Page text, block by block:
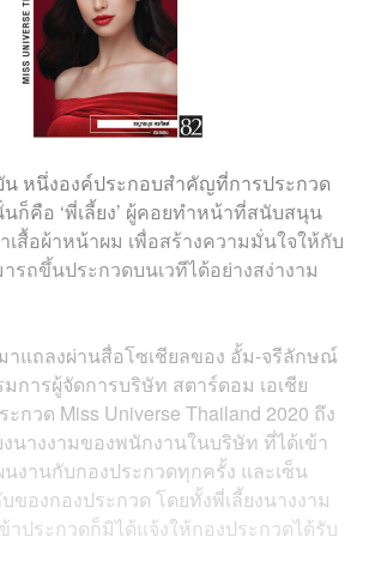
น หนึ่งองค์ประกอบสำคัญที่การประกวด
ก็คือ ‘พี่เลี้ยง’ ผู้คอยทำหน้าที่สนับสนุน
เสื้อผ้าหน้าผม เพื่อสร้างความมั่นใจให้กับ
ถขึ้นประกวดบนเวทีได้อย่างสง่างาม
าแถลงผ่านสื่อโซเชียลของ อั้ม-จรีลักษณ์
การผู้จัดการบริษัท สตาร์ดอม เอเชีย
กวด Miss Universe Thailand 2020 ถึง
นางงามของพนักงานในบริษัท ที่ได้เข้า
งานกับกองประกวดทุกครั้ง และเซ็น
องกองประกวด โดยทั้งพี่เลี้ยงนางงาม
าประกวดก็มิได้แจ้งให้กองประกวดได้รับ